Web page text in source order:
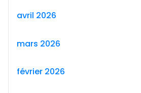
avril 2026
mars 2026
février 2026